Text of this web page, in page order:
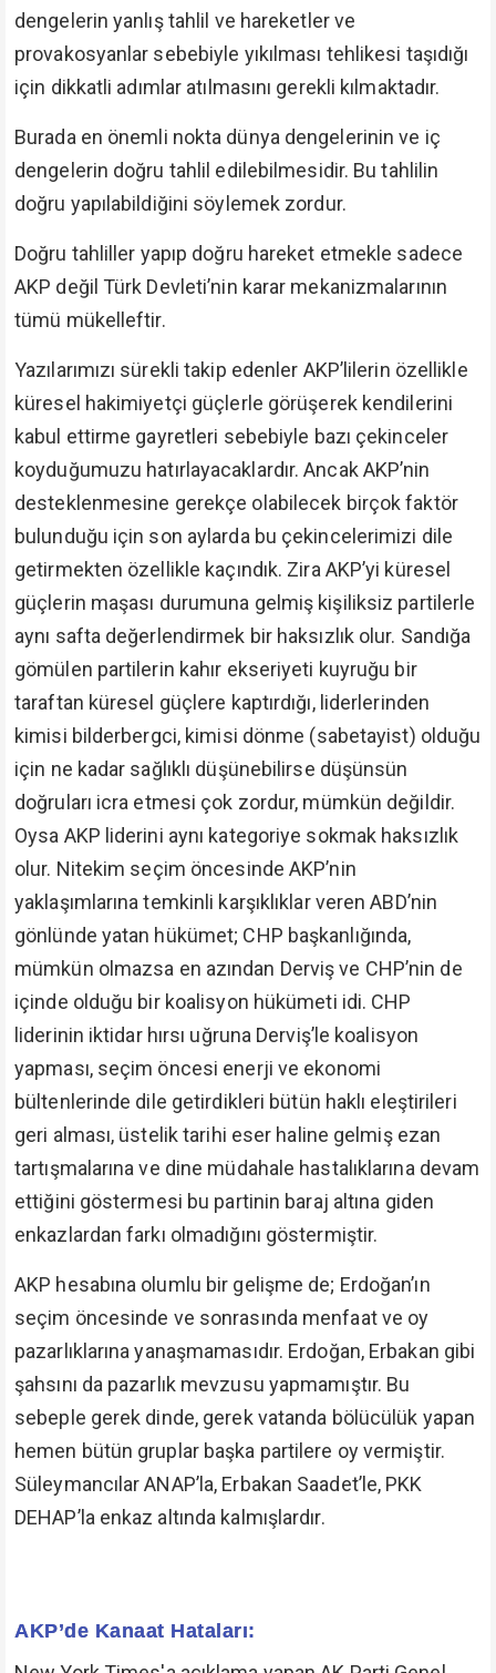
dengelerin yanlış tahlil ve hareketler ve
provakosyanlar sebebiyle yıkılması tehlikesi taşıdığı
için dikkatli adımlar atılmasını gerekli kılmaktadır.
Burada en önemli nokta dünya dengelerinin ve iç
dengelerin doğru tahlil edilebilmesidir. Bu tahlilin
doğru yapılabildiğini söylemek zordur.
Doğru tahliller yapıp doğru hareket etmekle sadece
AKP değil Türk Devleti’nin karar mekanizmalarının
tümü mükelleftir.
Yazılarımızı sürekli takip edenler AKP’lilerin özellikle
küresel hakimiyetçi güçlerle görüşerek kendilerini
kabul ettirme gayretleri sebebiyle bazı çekinceler
koyduğumuzu hatırlayacaklardır. Ancak AKP’nin
desteklenmesine gerekçe olabilecek birçok faktör
bulunduğu için son aylarda bu çekincelerimizi dile
getirmekten özellikle kaçındık. Zira AKP’yi küresel
güçlerin maşası durumuna gelmiş kişiliksiz partilerle
aynı safta değerlendirmek bir haksızlık olur. Sandığa
gömülen partilerin kahır ekseriyeti kuyruğu bir
taraftan küresel güçlere kaptırdığı, liderlerinden
kimisi bilderbergci, kimisi dönme (sabetayist) olduğu
için ne kadar sağlıklı düşünebilirse düşünsün
doğruları icra etmesi çok zordur, mümkün değildir.
Oysa AKP liderini aynı kategoriye sokmak haksızlık
olur. Nitekim seçim öncesinde AKP’nin
yaklaşımlarına temkinli karşıklıklar veren ABD’nin
gönlünde yatan hükümet; CHP başkanlığında,
mümkün olmazsa en azından Derviş ve CHP’nin de
içinde olduğu bir koalisyon hükümeti idi. CHP
liderinin iktidar hırsı uğruna Derviş’le koalisyon
yapması, seçim öncesi enerji ve ekonomi
bültenlerinde dile getirdikleri bütün haklı eleştirileri
geri alması, üstelik tarihi eser haline gelmiş ezan
tartışmalarına ve dine müdahale hastalıklarına devam
ettiğini göstermesi bu partinin baraj altına giden
enkazlardan farkı olmadığını göstermiştir.
AKP hesabına olumlu bir gelişme de; Erdoğan’ın
seçim öncesinde ve sonrasında menfaat ve oy
pazarlıklarına yanaşmamasıdır. Erdoğan, Erbakan gibi
şahsını da pazarlık mevzusu yapmamıştır. Bu
sebeple gerek dinde, gerek vatanda bölücülük yapan
hemen bütün gruplar başka partilere oy vermiştir.
Süleymancılar ANAP’la, Erbakan Saadet’le, PKK
DEHAP’la enkaz altında kalmışlardır.
AKP’de Kanaat Hataları: